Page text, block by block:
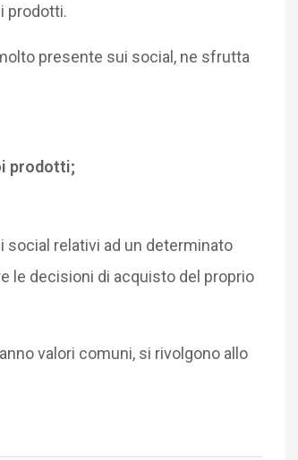
prodotti.
presente sui social, ne sfrutta
prodotti;
social relativi ad un determinato
le decisioni di acquisto del proprio
valori comuni, si rivolgono allo